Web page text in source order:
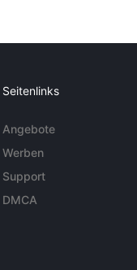
Seitenlinks
Angebote
Werben
Support
DMCA